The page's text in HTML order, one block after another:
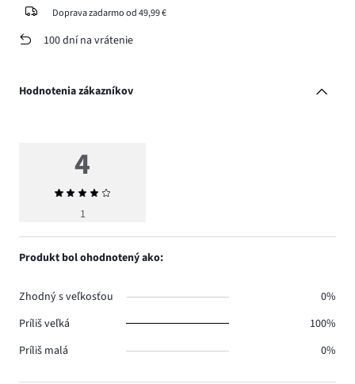
Doprava zadarmo od 49,99 €
100 dní na vrátenie
Hodnotenia zákazníkov
4
Priemerné
hodnotenie
1
Produkt bol ohodnotený ako:
Zhodný s veľkosťou
0%
Príliš veľká
100%
Príliš malá
0%